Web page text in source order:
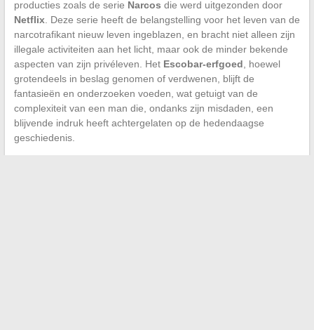
producties zoals de serie Narcos die werd uitgezonden door
Netflix. Deze serie heeft de belangstelling voor het leven van de
narcotrafikant nieuw leven ingeblazen, en bracht niet alleen zijn
illegale activiteiten aan het licht, maar ook de minder bekende
aspecten van zijn privéleven. Het Escobar-erfgoed , hoewel
grotendeels in beslag genomen of verdwenen, blijft de
fantasieën en onderzoeken voeden, wat getuigt van de
complexiteit van een man die, ondanks zijn misdaden, een
blijvende indruk heeft achtergelaten op de hedendaagse
geschiedenis.